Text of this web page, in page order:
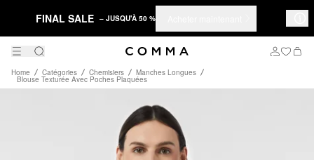
FINAL SALE – JUSQU'À 50 %
Home Catégories Chemisiers Manches Longues
Blouse Texturée Avec Poches Plaquées